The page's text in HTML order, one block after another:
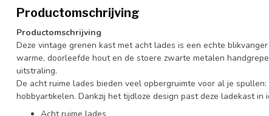
Productomschrijving
Productomschrijving
Deze vintage grenen kast met acht lades is een echte
warme, doorleefde hout en de stoere zwarte metalen
uitstraling.
De acht ruime lades bieden veel opbergruimte voor al je
hobbyartikelen. Dankzij het tijdloze design past deze ladekast